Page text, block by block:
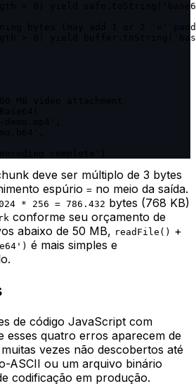
> 0) yield
bytes (may add 1 or 2 '='
> 0) yield
deve ser múltiplo de 3 bytes
espúrio = no meio da saída.
* 256 = 786.432 bytes (768 KB)
conforme seu orçamento de
abaixo de 50 MB, readFile() +
é mais simples e
de código JavaScript com
esses quatro erros aparecem de
vezes não descobertos até
ASCII ou um arquivo binário
codificação em produção.